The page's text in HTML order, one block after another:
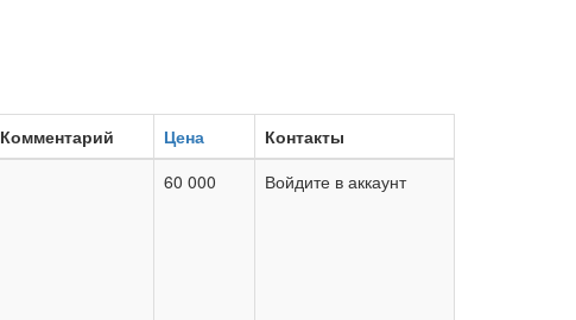
Комментарий Цена
Контакты
60 000 Войдите в аккаунт